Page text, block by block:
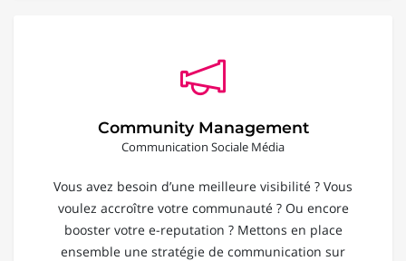
Community Management
Communication Sociale Média
Vous avez besoin d’une meilleure visibilité ? Vous
voulez accroître votre communauté ? Ou encore
booster votre e-reputation ? Mettons en place
ensemble une stratégie de communication sur